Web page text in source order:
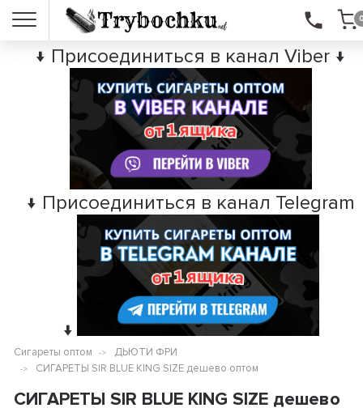
↓ Присоединиться в канал Viber ↓
↓ Присоединиться в канал Telegram
↓
Сигареты оптом
ДЬЮТИ ФРИ
СИГАРЕТЫ SIR BLUE KING SIZE дешево оптом
СИГАРЕТЫ SIR BLUE KING SIZE дешево